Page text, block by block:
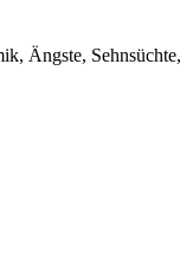
Ängste, Sehnsüchte,